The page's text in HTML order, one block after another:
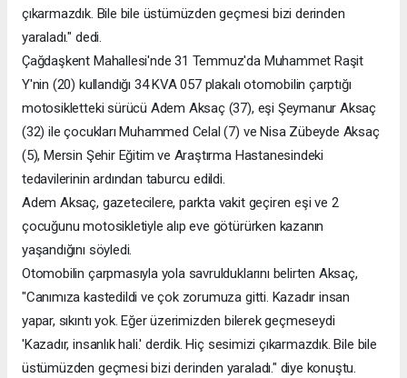
çıkarmazdık. Bile bile üstümüzden geçmesi bizi derinden
yaraladı." dedi.
Çağdaşkent Mahallesi'nde 31 Temmuz'da Muhammet Raşit
Y'nin (20) kullandığı 34 KVA 057 plakalı otomobilin çarptığı
motosikletteki sürücü Adem Aksaç (37), eşi Şeymanur Aksaç
(32) ile çocukları Muhammed Celal (7) ve Nisa Zübeyde Aksaç
(5), Mersin Şehir Eğitim ve Araştırma Hastanesindeki
tedavilerinin ardından taburcu edildi.
Adem Aksaç, gazetecilere, parkta vakit geçiren eşi ve 2
çocuğunu motosikletiyle alıp eve götürürken kazanın
yaşandığını söyledi.
Otomobilin çarpmasıyla yola savrulduklarını belirten Aksaç,
"Canımıza kastedildi ve çok zorumuza gitti. Kazadır insan
yapar, sıkıntı yok. Eğer üzerimizden bilerek geçmeseydi
'Kazadır, insanlık hali.' derdik. Hiç sesimizi çıkarmazdık. Bile bile
üstümüzden geçmesi bizi derinden yaraladı." diye konuştu.